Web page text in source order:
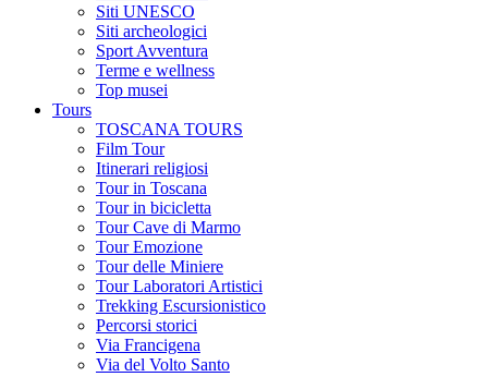
Siti UNESCO
Siti archeologici
Sport Avventura
Terme e wellness
Top musei
Tours
TOSCANA TOURS
Film Tour
Itinerari religiosi
Tour in Toscana
Tour in bicicletta
Tour Cave di Marmo
Tour Emozione
Tour delle Miniere
Tour Laboratori Artistici
Trekking Escursionistico
Percorsi storici
Via Francigena
Via del Volto Santo